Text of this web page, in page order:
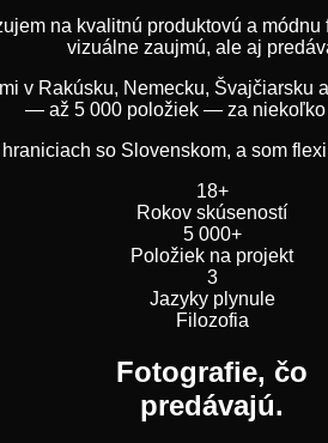
na kvalitnú produktovú a
vizuálne zaujmú, ale aj
v Rakúsku, Nemecku,
— až 5 000 položiek — za niekoľko
so Slovenskom, a som
18+
Rokov skúseností
5 000+
Položiek na projekt
3
Jazyky plynule
Filozofia
Fotografie, čo
predávajú.